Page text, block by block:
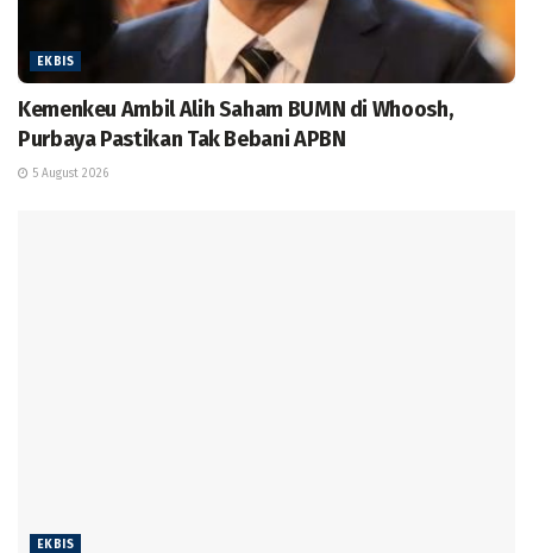
EKBIS
Kemenkeu Ambil Alih Saham BUMN di Whoosh,
Purbaya Pastikan Tak Bebani APBN
5 August 2026
EKBIS